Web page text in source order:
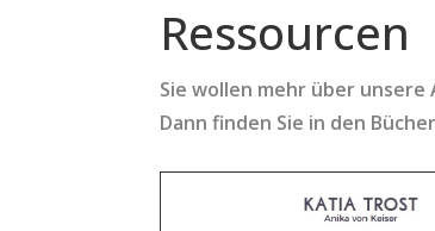
Ressourcen
Sie wollen mehr über
Dann finden Sie in den